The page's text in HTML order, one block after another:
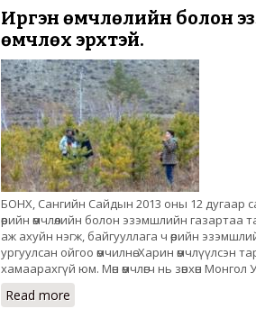
Иргэн өмчлөлийн болон
өмчлөх эрхтэй.
БОНХ, Сангийн Сайдын 2013 оны 12 дугаар
өөрийн өмчлөлийн болон эзэмшлийн газартаа
аж ахуйн нэгж, байгууллага ч өөрийн
ургуулсан ойгоо өмчилнө. Харин өмчлүүлсэн
хамаарахгүй юм. Мөн өмчлөгч нь зөвхөн
Read more